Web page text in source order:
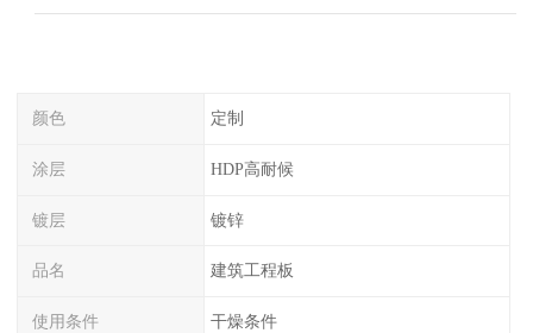
颜色 定制
涂层 HDP高耐候
镀层 镀锌
品名 建筑工程板
使用条件 干燥条件